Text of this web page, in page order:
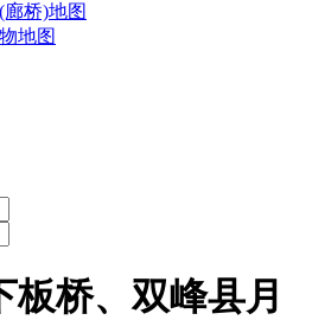
桥)地图
地图
桥、双峰县月